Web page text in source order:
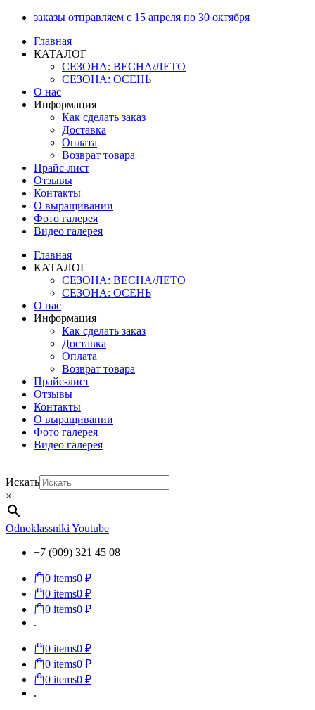
Перейти
содержимому
заказы отправляем с 15 апреля по 30 октября
Главная
КАТАЛОГ
СЕЗОНА: ВЕСНА/ЛЕТО
СЕЗОНА: ОСЕНЬ
О нас
Информация
Как сделать заказ
Доставка
Оплата
Возврат товара
Прайс-лист
Отзывы
Контакты
О выращивании
Фото галерея
Видео галерея
Главная
КАТАЛОГ
СЕЗОНА: ВЕСНА/ЛЕТО
СЕЗОНА: ОСЕНЬ
О нас
Информация
Как сделать заказ
Доставка
Оплата
Возврат товара
Прайс-лист
Отзывы
Контакты
О выращивании
Фото галерея
Видео галерея
Искать
×
Odnoklassniki Youtube
+7 (909) 321 45 08
0 items0 ₽
0 items0 ₽
0 items0 ₽
.
0 items0 ₽
0 items0 ₽
0 items0 ₽
.